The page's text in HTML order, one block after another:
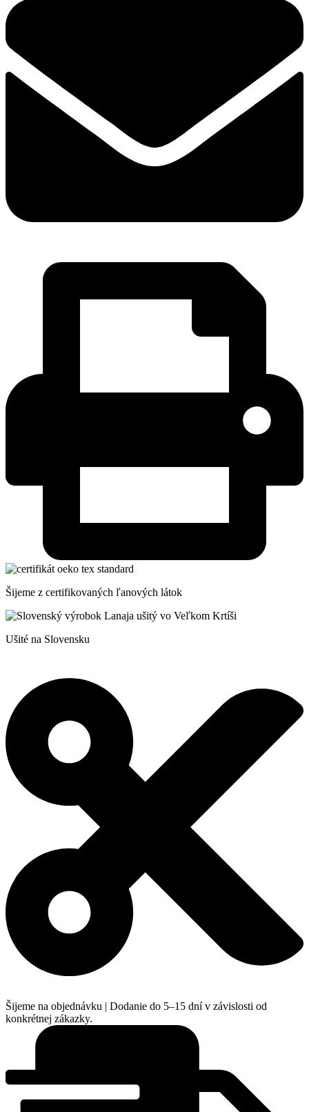
Šijeme z certifikovaných ľanových látok
Ušité na Slovensku
Šijeme na objednávku | Dodanie do 5–15 dní v závislosti od
konkrétnej zákazky.